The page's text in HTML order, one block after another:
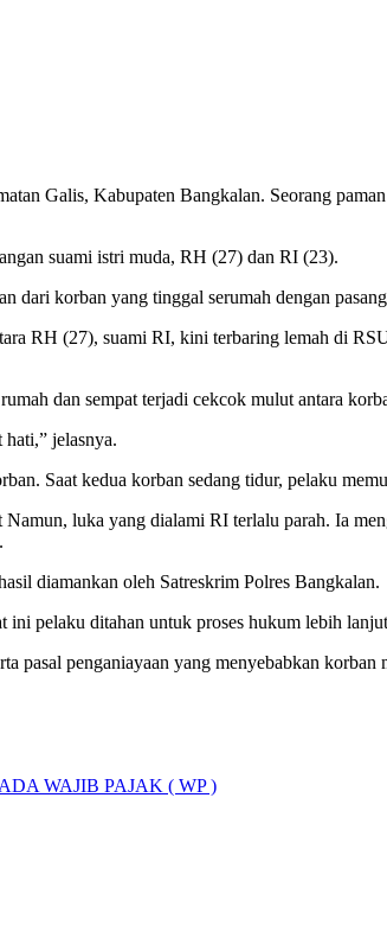
Galis, Kabupaten Bangkalan. Seorang
suami istri muda, RH (27) dan RI (23).
korban yang tinggal serumah dengan
RH (27), suami RI, kini terbaring lemah di
dan sempat terjadi cekcok mulut antara
jelasnya.
Saat kedua korban sedang tidur, pelaku
luka yang dialami RI terlalu parah. Ia
diamankan oleh Satreskrim Polres Bangkalan.
ini pelaku ditahan untuk proses hukum lebih
pasal penganiayaan yang menyebabkan korban
WAJIB PAJAK ( WP )